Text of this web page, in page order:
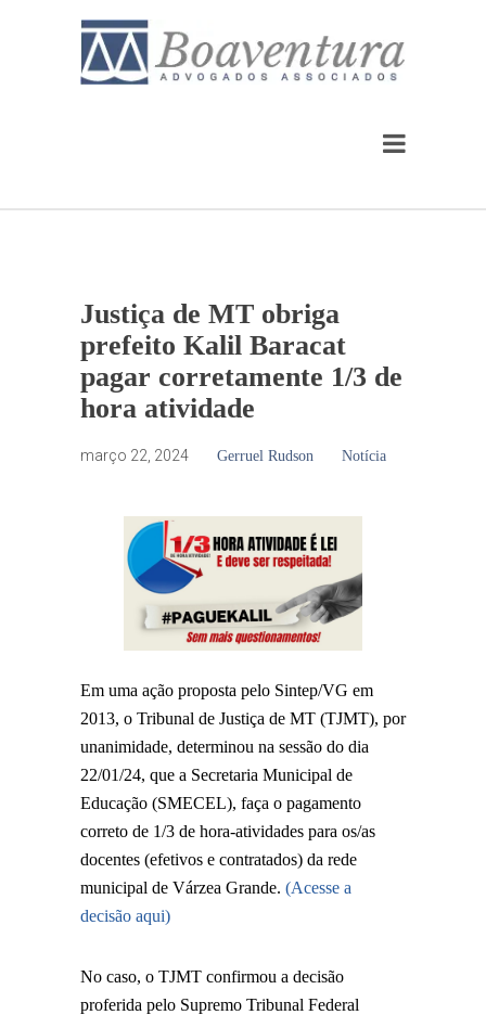
Justiça de MT obriga
prefeito Kalil Baracat
pagar corretamente 1/3 de
hora atividade
março 22, 2024 Gerruel Rudson Notícia
Em uma ação proposta pelo Sintep/VG em
2013, o Tribunal de Justiça de MT (TJMT), por
unanimidade, determinou na sessão do dia
22/01/24, que a Secretaria Municipal de
Educação (SMECEL), faça o pagamento
correto de 1/3 de hora-atividades para os/as
docentes (efetivos e contratados) da rede
municipal de Várzea Grande. (Acesse a
decisão aqui)
No caso, o TJMT confirmou a decisão
proferida pelo Supremo Tribunal Federal